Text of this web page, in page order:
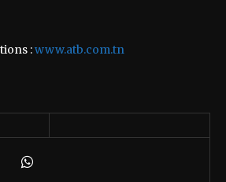
:www.atb.com.tn